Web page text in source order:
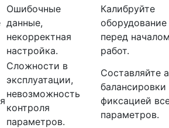
Ошибочные
данные,
некорректная
настройка.
Калибруйте
оборудование
перед
работ.
Сложности в
эксплуатации,
невозможность
контроля
параметров.
Составляйте
балансировки
фиксацией
параметров.